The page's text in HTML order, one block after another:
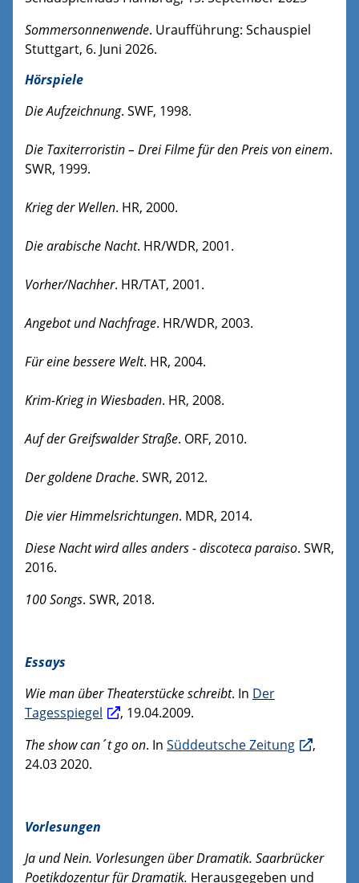
Sommersonnenwende. Uraufführung: Schauspiel
Stuttgart, 6. Juni 2026.
Hörspiele
Die Aufzeichnung. SWF, 1998.
Die Taxiterroristin – Drei Filme für den Preis von einem.
SWR, 1999.
Krieg der Wellen. HR, 2000.
Die arabische Nacht. HR/WDR, 2001.
Vorher/Nachher. HR/TAT, 2001.
Angebot und Nachfrage. HR/WDR, 2003.
Für eine bessere Welt. HR, 2004.
Krim-Krieg in Wiesbaden. HR, 2008.
Auf der Greifswalder Straße. ORF, 2010.
Der goldene Drache. SWR, 2012.
Die vier Himmelsrichtungen. MDR, 2014.
Diese Nacht wird alles anders - discoteca paraiso. SWR,
2016.
100 Songs. SWR, 2018.
Essays
Wie man über Theaterstücke schreibt. In Der
Tagesspiegel
, 19.04.2009.
The show can´t go on. In Süddeutsche Zeitung
,
24.03 2020.
Vorlesungen
Ja und Nein. Vorlesungen über Dramatik. Saarbrücker
Poetikdozentur für Dramatik. Herausgegeben und